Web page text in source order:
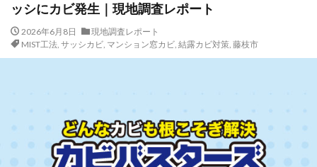
ッシにカビ発生｜現地調査レポート
2026年6月8日
現地調査レポート
MIST工法, サッシカビ, マンション窓カビ, 結露カビ対策, 藤枝市